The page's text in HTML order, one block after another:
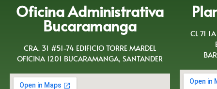
Oficina Administrativa
Bucaramanga
CRA. 31 #51-74 EDIFICIO TORRE MARDEL
OFICINA 1201 BUCARAMANGA, SANTANDER
CL 71